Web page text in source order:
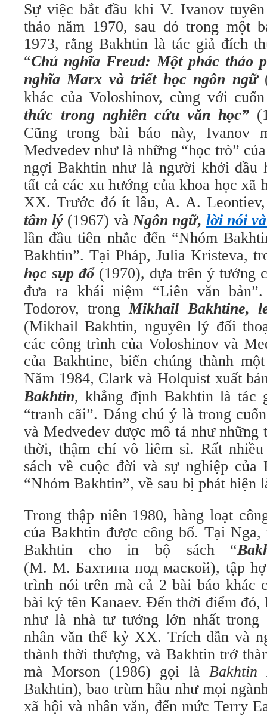
Sự việc bắt đầu khi V. Ivanov
thảo năm 1970, sau đó trong một
1973, rằng Bakhtin là tác giả đích
“Chủ nghĩa Freud: Một phác thảo
nghĩa Marx và triết học ngôn ngữ
khác của Voloshinov, cùng với
thức trong nghiên cứu văn học”
Cũng trong bài báo này, Ivanov
Medvedev như là những “học trò”
ngợi Bakhtin như là người khởi đầu
tất cả các xu hướng của khoa học xã
XX. Trước đó ít lâu, A. A.
tâm lý (1967) vàNgôn ngữ,lời nói
lần đầu tiên nhắc đến “Nhóm
Bakhtin”. Tại Pháp, Julia Kristeva,
học sụp đổ(1970), dựa trên ý tưởng
đưa ra khái niệm “Liên văn
Todorov, trongMikhail Bakhtine,
(Mikhail Bakhtin, nguyên lý đối
các công trình của Voloshinov và
của Bakhtine, biến chúng thành
Năm 1984, Clark và Holquist xuất
Bakhtin, khẳng định Bakhtin là tác
“tranh cãi”. Đáng chú ý là trong
và Medvedev được mô tả như những
thời, thậm chí vô liêm sỉ. Rất
sách về cuộc đời và sự nghiệp của
“Nhóm Bakhtin”, về sau bị phát hiện
Trong thập niên 1980, hàng loạt
của Bakhtin được công bố. Tại
Bakhtin cho in bộ sách “
(М. М. Бахтина под маской), tập
trình nói trên mà cả 2 bài báo khác
bài ký tên Kanaev. Đến thời điểm
như là nhà tư tưởng lớn nhất trong
nhân văn thế kỷ XX. Trích dẫn và
thành thời thượng, và Bakhtin trở
mà Morson (1986) gọi là Bakhtin
Bakhtin), bao trùm hầu như mọi
xã hội và nhân văn, đến mức Terry